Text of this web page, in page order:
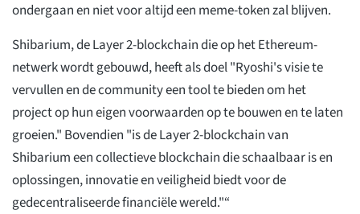
ondergaan en niet voor altijd een meme-token zal blijven.
Shibarium, de Layer 2-blockchain die op het Ethereum-
netwerk wordt gebouwd, heeft als doel "Ryoshi's visie te
vervullen en de community een tool te bieden om het
project op hun eigen voorwaarden op te bouwen en te laten
groeien." Bovendien "is de Layer 2-blockchain van
Shibarium een collectieve blockchain die schaalbaar is en
oplossingen, innovatie en veiligheid biedt voor de
gedecentraliseerde financiële wereld."“